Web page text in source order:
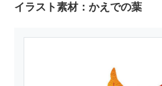
イラスト素材：かえでの葉